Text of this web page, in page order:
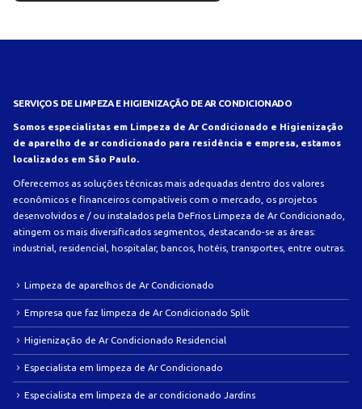
SERVIÇOS DE LIMPEZA E HIGIENIZAÇÃO DE AR CONDICIONADO
Somos especialistas em Limpeza de Ar Condicionado e Higienização
de aparelho de ar condicionado para residência e empresa, estamos
localizados em São Paulo.
Oferecemos as soluções técnicas mais adequadas dentro dos valores
econômicos e financeiros compatíveis com o mercado, os projetos
desenvolvidos e / ou instalados pela DeFrios Limpeza de Ar Condicionado,
atingem os mais diversificados segmentos, destacando-se as áreas:
industrial, residencial, hospitalar, bancos, hotéis, transportes, entre outras.
Limpeza de aparelhos de Ar Condicionado
Empresa que faz limpeza de Ar Condicionado Split
Higienização de Ar Condicionado Residencial
Especialista em limpeza de Ar Condicionado
Especialista em limpeza de ar condicionado Jardins